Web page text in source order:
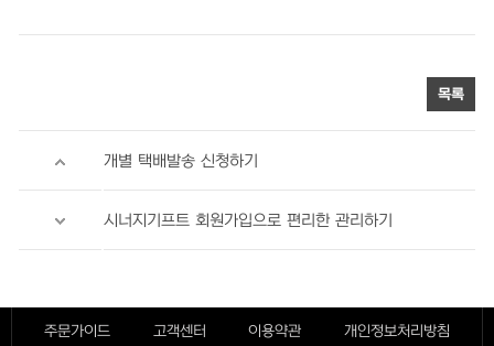
목록
개별 택배발송 신청하기
시너지기프트 회원가입으로 편리한 관리하기
주문가이드 고객센터 이용약관 개인정보처리방침